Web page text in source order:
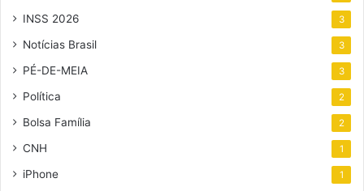
INSS 2026 3
Notícias Brasil 3
PÉ-DE-MEIA 3
Política 2
Bolsa Família 2
CNH 1
iPhone 1